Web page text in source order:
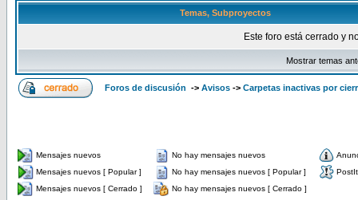
Temas, Subproyectos
Este foro está cerrado y
Mostrar temas
Foros de discusión -> Avisos -> Carpetas inactivas por
Mensajes nuevos No hay mensajes nuevos
Mensajes nuevos [ Popular ]
No hay mensajes nuevos [ Popular ]
PostIt
Mensajes nuevos [ Cerrado ]
No hay mensajes nuevos [ Cerrado ]